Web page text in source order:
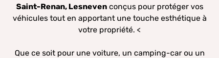
Saint-Renan, Lesnevenconçus pour protéger vos
véhicules tout en apportant une touche esthétique à
votre propriété. <
Que ce soit pour une voiture, un camping-car ou un